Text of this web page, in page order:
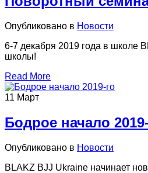
Опубликовано в Новости
6-7 декабря 2019 года в школе
школы!
Read More
11 Март
Бодрое начало
Опубликовано в Новости
BLAKZ BJJ Ukraine начинает